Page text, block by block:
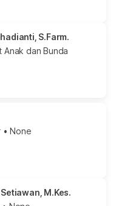
S.Farm.
Anak dan Bunda
• None
M.Kes.